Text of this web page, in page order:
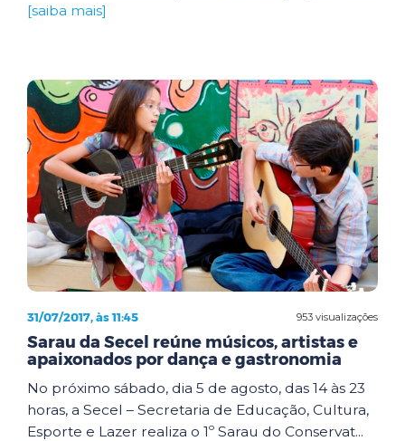
[saiba mais]
953 visualizações
31/07/2017, às 11:45
Sarau da Secel reúne músicos, artistas e
apaixonados por dança e gastronomia
No próximo sábado, dia 5 de agosto, das 14 às 23
horas, a Secel – Secretaria de Educação, Cultura,
Esporte e Lazer realiza o 1º Sarau do Conservat...